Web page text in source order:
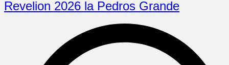
Revelion 2026 la Pedros Grande